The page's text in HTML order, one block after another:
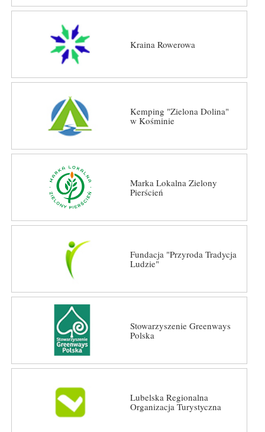
Kraina Rowerowa
Kemping "Zielona Dolina"
w Kośminie
Marka Lokalna Zielony
Pierścień
Fundacja "Przyroda Tradycja
Ludzie"
Stowarzyszenie Greenways
Polska
Lubelska Regionalna
Organizacja Turystyczna